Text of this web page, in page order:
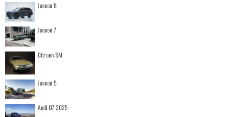
Jaecoo 8
Jaecoo 7
Citroen SM
Jaecoo 5
Audi Q7 2025